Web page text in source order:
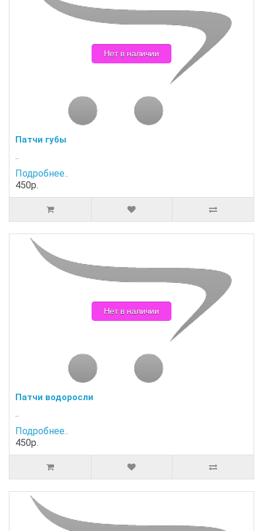
Нет в наличии
Патчи губы
..
Подробнее..
450р.
Нет в наличии
Патчи водоросли
..
Подробнее..
450р.